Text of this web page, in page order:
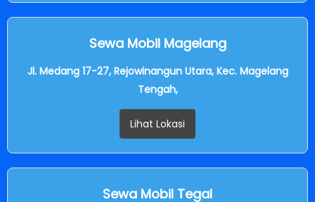
Sewa Mobil Magelang
Jl. Medang 17-27, Rejowinangun Utara, Kec. Magelang
Tengah,
Lihat Lokasi
Sewa Mobil Tegal